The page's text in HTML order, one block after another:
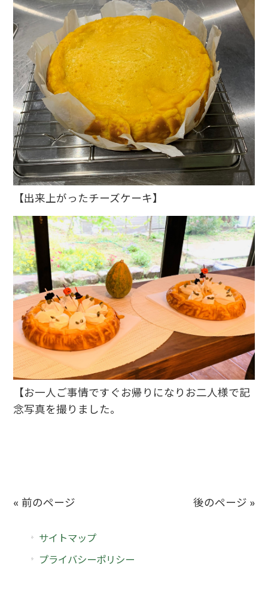
【出来上がったチーズケーキ】
【お一人ご事情ですぐお帰りになりお二人様で記
念写真を撮りました。
« 前のページ 後のページ »
サイトマップ
プライバシーポリシー